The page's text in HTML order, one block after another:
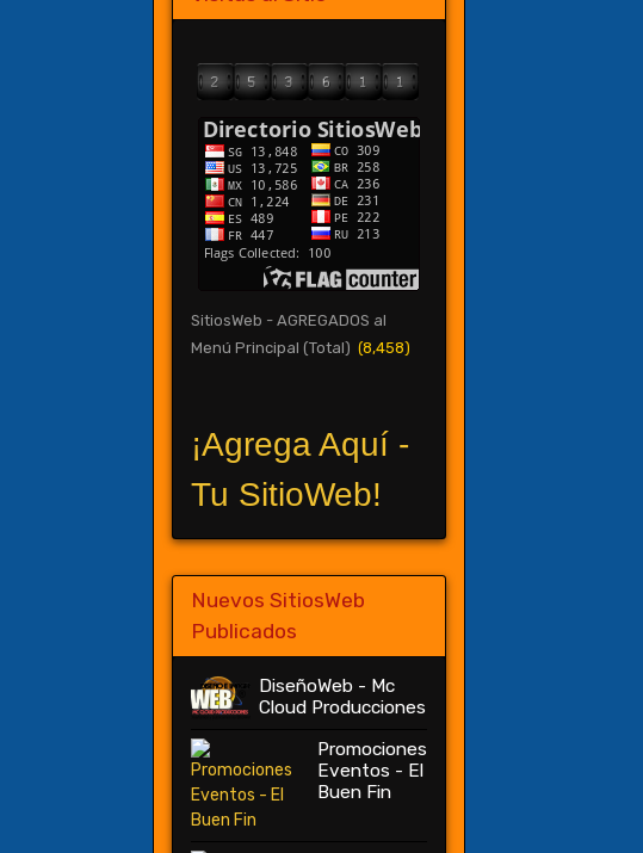
SitiosWeb - AGREGADOS al
Menú Principal (Total) (8,458)
¡Agrega Aquí -
Tu SitioWeb!
Nuevos SitiosWeb
Publicados
DiseñoWeb - Mc
Cloud Producciones
Promociones
Eventos - El
Buen Fin